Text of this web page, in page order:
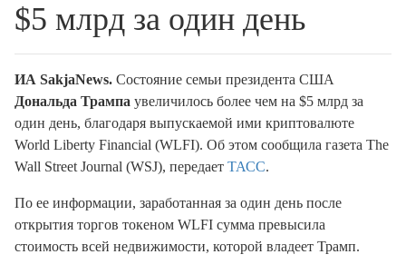
$5 млрд за один день
ИА SakjaNews. Состояние семьи президента США
Дональда Трампа увеличилось более чем на $5 млрд за
один день, благодаря выпускаемой ими криптовалюте
World Liberty Financial (WLFI). Об этом сообщила газета The
Wall Street Journal (WSJ), передает ТАСС.
По ее информации, заработанная за один день после
открытия торгов токеном WLFI сумма превысила
стоимость всей недвижимости, которой владеет Трамп.